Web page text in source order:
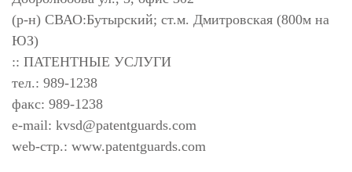
(р-н) СВАО:Бутырский; ст.м. Дмитровская (800м на
ЮЗ)
:: ПАТЕНТНЫЕ УСЛУГИ
тел.: 989-1238
факс: 989-1238
e-mail: kvsd@patentguards.com
web-стр.: www.patentguards.com